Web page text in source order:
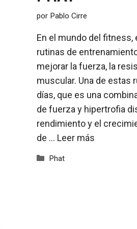
por Pablo Cirre
En el mundo del
rutinas de
mejorar la fuerza, la
muscular. Una de estas
días, que es una
de fuerza y hipertrofia
rendimiento y el
de … Leer más
Categorías
Phat